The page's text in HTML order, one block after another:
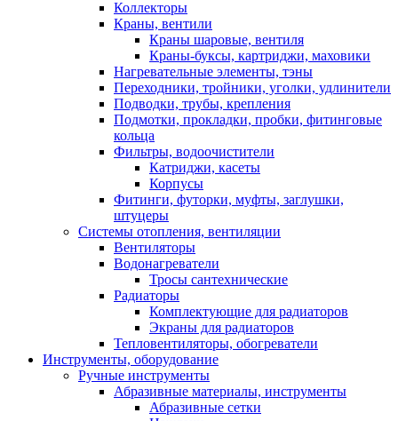
Коллекторы
Краны, вентили
Краны шаровые, вентиля
Краны-буксы, картриджи, маховики
Нагревательные элементы, тэны
Переходники, тройники, уголки, удлинители
Подводки, трубы, крепления
Подмотки, прокладки, пробки, фитинговые
кольца
Фильтры, водоочистители
Катриджи, касеты
Корпусы
Фитинги, футорки, муфты, заглушки,
штуцеры
Системы отопления, вентиляции
Вентиляторы
Водонагреватели
Тросы сантехнические
Радиаторы
Комплектующие для радиаторов
Экраны для радиаторов
Тепловентиляторы, обогреватели
Инструменты, оборудование
Ручные инструменты
Абразивные материалы, инструменты
Абразивные сетки